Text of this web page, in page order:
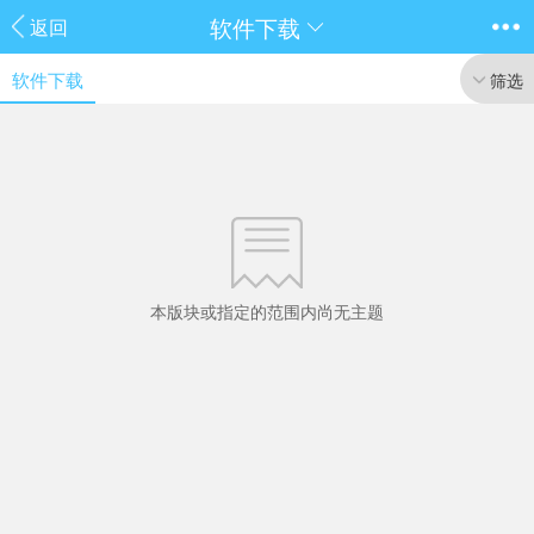
返回 软件下载
软件下载 筛选
本版块或指定的范围内尚无主题